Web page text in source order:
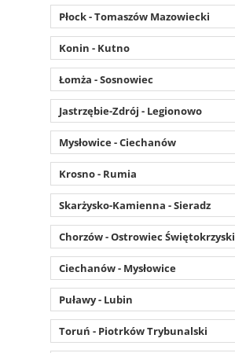
Płock - Tomaszów Mazowiecki
Konin - Kutno
Łomża - Sosnowiec
Jastrzębie-Zdrój - Legionowo
Mysłowice - Ciechanów
Krosno - Rumia
Skarżysko-Kamienna - Sieradz
Chorzów - Ostrowiec Świętokrzyski
Ciechanów - Mysłowice
Puławy - Lubin
Toruń - Piotrków Trybunalski